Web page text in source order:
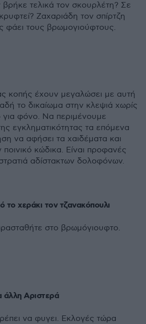
τελικά τον σκουρλέτη? Σε
κρυφτεί? Ζαχαριάδη τον σπίρτζη
φάει τους βρωμογιούφτους.
κοπής έχουν μεγαλώσει με αυτή
το δικαίωμα στην κλεψιά χωρίς
για φόνο. Να περιμένουμε
εγκληματικότητας τα επόμενα
να αφήσει τα χαιδέματα και
κώδικα. Είναι προφανές
αδίστακτων δολοφόνων.
το χεράκι τον τζανακόπουλι
στο βρωμόγιουφτο.
άλλη Αριστερά
να φυγει. Εκλογές τώρα